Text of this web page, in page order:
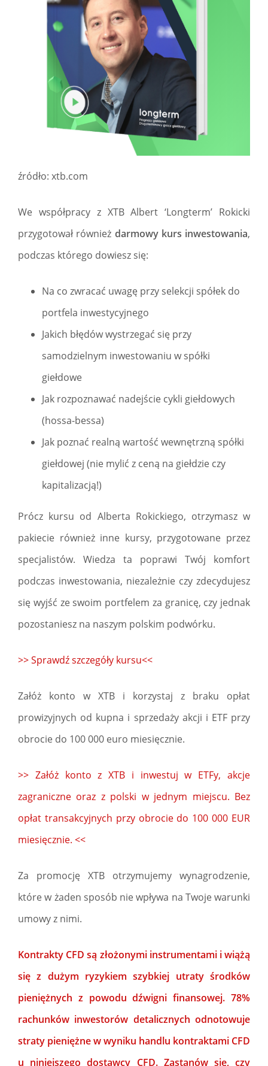
źródło: xtb.com
We współpracy z XTB Albert ‘Longterm’ Rokicki
przygotował również darmowy kurs inwestowania,
podczas którego dowiesz się:
Na co zwracać uwagę przy selekcji spółek do
portfela inwestycyjnego
Jakich błędów wystrzegać się przy
samodzielnym inwestowaniu w spółki
giełdowe
Jak rozpoznawać nadejście cykli giełdowych
(hossa-bessa)
Jak poznać realną wartość wewnętrzną spółki
giełdowej (nie mylić z ceną na giełdzie czy
kapitalizacją!)
Prócz kursu od Alberta Rokickiego, otrzymasz w
pakiecie również inne kursy, przygotowane przez
specjalistów. Wiedza ta poprawi Twój komfort
podczas inwestowania, niezależnie czy zdecydujesz
się wyjść ze swoim portfelem za granicę, czy jednak
pozostaniesz na naszym polskim podwórku.
>> Sprawdź szczegóły kursu<<
Załóż konto w XTB i korzystaj z braku opłat
prowizyjnych od kupna i sprzedaży akcji i ETF przy
obrocie do 100 000 euro miesięcznie.
>> Załóż konto z XTB i inwestuj w ETFy, akcje
zagraniczne oraz z polski w jednym miejscu. Bez
opłat transakcyjnych przy obrocie do 100 000 EUR
miesięcznie. <<
Za promocję XTB otrzymujemy wynagrodzenie,
które w żaden sposób nie wpływa na Twoje warunki
umowy z nimi.
Kontrakty CFD są złożonymi instrumentami i wiążą
się z dużym ryzykiem szybkiej utraty środków
pieniężnych z powodu dźwigni finansowej. 78%
rachunków inwestorów detalicznych odnotowuje
straty pieniężne w wyniku handlu kontraktami CFD
u niniejszego dostawcy CFD. Zastanów się, czy